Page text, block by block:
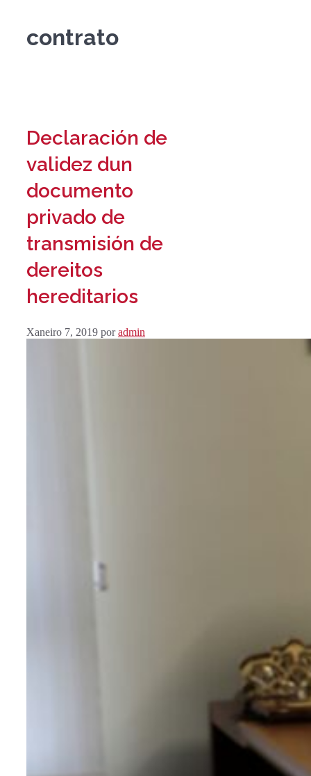
contrato
Declaración de
validez dun
documento
privado de
transmisión de
dereitos
hereditarios
Xaneiro 7, 2019 poradmin